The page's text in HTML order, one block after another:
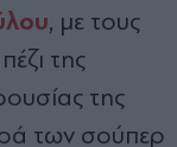
, με τους
της
της
των σούπερ